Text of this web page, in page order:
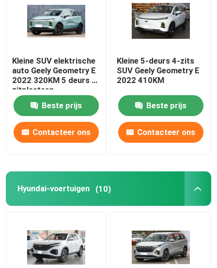
Kleine SUV elektrische
auto Geely Geometry E
2022 320KM 5 deurs 4
zitplaatsen
Beste prijs
Contacteer ons
Kleine 5-deurs 4-zits
SUV Geely Geometry E
2022 410KM
Beste prijs
Contacteer ons
Hyundai-voertuigen (10)